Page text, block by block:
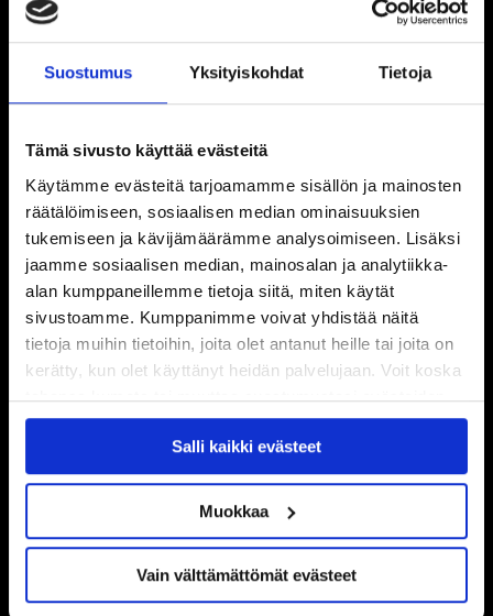
Suostumus Yksityiskohdat Tietoja
Tämä sivusto käyttää evästeitä
Käytämme evästeitä tarjoamamme sisällön ja mainosten
räätälöimiseen, sosiaalisen median ominaisuuksien
tukemiseen ja kävijämäärämme analysoimiseen. Lisäksi
jaamme sosiaalisen median, mainosalan ja analytiikka-
alan kumppaneillemme tietoja siitä, miten käytät
sivustoamme. Kumppanimme voivat yhdistää näitä
tietoja muihin tietoihin, joita olet antanut heille tai joita on
kerätty, kun olet käyttänyt heidän palvelujaan. Voit koska
tahansa kumota tai muuttaa suostumustasi evästeiden
käytöstäEvästeet-sivultamme.
Salli kaikki evästeet
Muokkaa
Vain välttämättömät evästeet